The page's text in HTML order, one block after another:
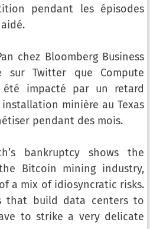
pendant les épisodes
chez Bloomberg Business
sur Twitter que Compute
impacté par un retard
minière au Texas
pendant des mois.
bankruptcy shows the
Bitcoin mining industry,
a mix of idiosyncratic risks.
that build data centers to
to strike a very delicate